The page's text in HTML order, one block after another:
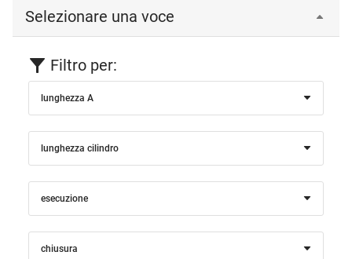
Selezionare una voce
Filtro per:
lunghezza A
lunghezza cilindro
esecuzione
chiusura